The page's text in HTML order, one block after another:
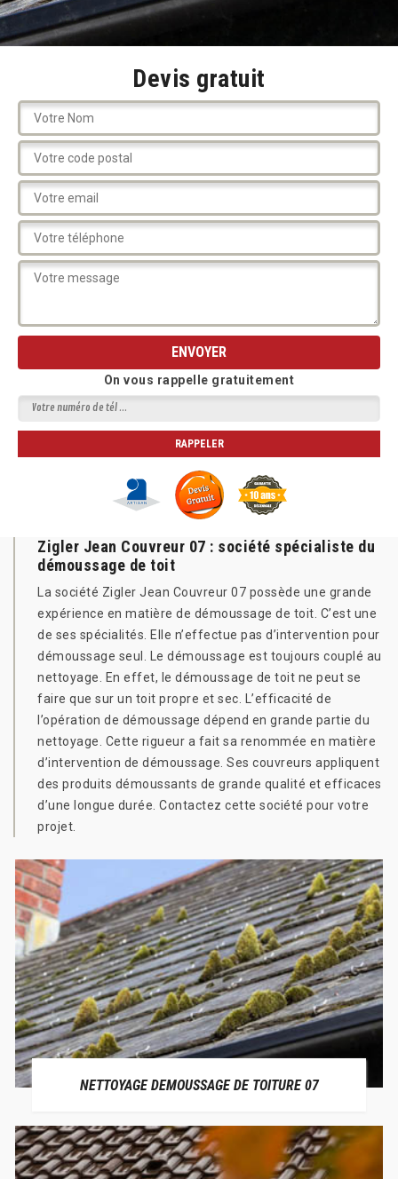
Devis gratuit
On vous rappelle gratuitement
Zigler Jean Couvreur 07 : société spécialiste du
démoussage de toit
La société Zigler Jean Couvreur 07 possède une grande
expérience en matière de démoussage de toit. C’est une
de ses spécialités. Elle n’effectue pas d’intervention pour
démoussage seul. Le démoussage est toujours couplé au
nettoyage. En effet, le démoussage de toit ne peut se
faire que sur un toit propre et sec. L’efficacité de
l’opération de démoussage dépend en grande partie du
nettoyage. Cette rigueur a fait sa renommée en matière
d’intervention de démoussage. Ses couvreurs appliquent
des produits démoussants de grande qualité et efficaces
d’une longue durée. Contactez cette société pour votre
projet.
NETTOYAGE DEMOUSSAGE DE TOITURE 07